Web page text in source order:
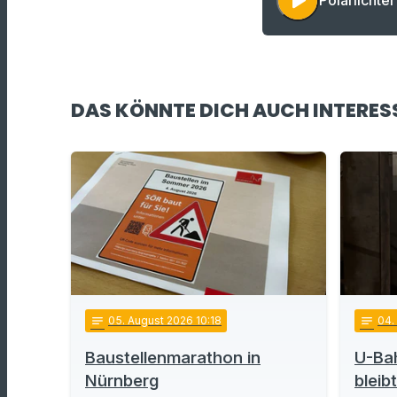
DAS KÖNNTE DICH AUCH
notes 05. August 2026 10:18
Baustellenmarathon in
Nürnberg
notes 04
U-